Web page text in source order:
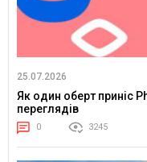
25.07.2026
Як один оберт приніс
переглядів
0 3245